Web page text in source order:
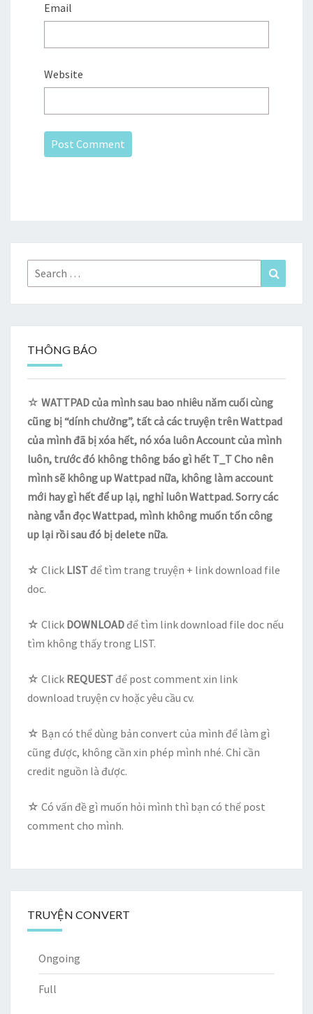
Email
Website
Search
for:
THÔNG BÁO
☆ WATTPAD của mình sau bao nhiêu năm cuối cùng
cũng bị “dính chưởng”, tất cả các truyện trên Wattpad
của mình đã bị xóa hết, nó xóa luôn Account của mình
luôn, trước đó không thông báo gì hết T_T Cho nên
mình sẽ không up Wattpad nữa, không làm account
mới hay gì hết để up lại, nghỉ luôn Wattpad. Sorry các
nàng vẫn đọc Wattpad, mình không muốn tốn công
up lại rồi sau đó bị delete nữa.
☆ Click LISTđể tìm trang truyện + link download file
doc.
☆ Click DOWNLOADđể tìm link download file doc nếu
tìm không thấy trong LIST.
☆ Click REQUESTđể post comment xin link
download truyện cv hoặc yêu cầu cv.
☆ Bạn có thể dùng bản convert của mình để làm gì
cũng được, không cần xin phép mình nhé. Chỉ cần
credit nguồn là được.
☆ Có vấn đề gì muốn hỏi mình thì bạn có thể post
comment cho mình.
TRUYỆN CONVERT
Ongoing
Full